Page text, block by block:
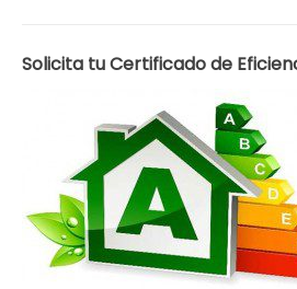
Solicita tu Certificado de